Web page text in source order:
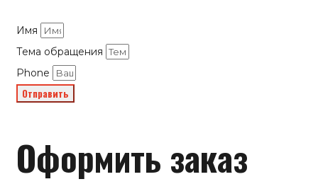
Имя
Тема обращения
Phone
Отправить
Оформить заказ